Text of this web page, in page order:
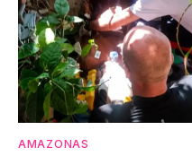
AMAZONAS